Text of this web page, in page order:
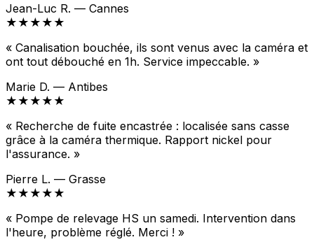
Jean-Luc R. — Cannes
★★★★★
« Canalisation bouchée, ils sont venus avec la caméra et
ont tout débouché en 1h. Service impeccable. »
Marie D. — Antibes
★★★★★
« Recherche de fuite encastrée : localisée sans casse
grâce à la caméra thermique. Rapport nickel pour
l'assurance. »
Pierre L. — Grasse
★★★★★
« Pompe de relevage HS un samedi. Intervention dans
l'heure, problème réglé. Merci ! »